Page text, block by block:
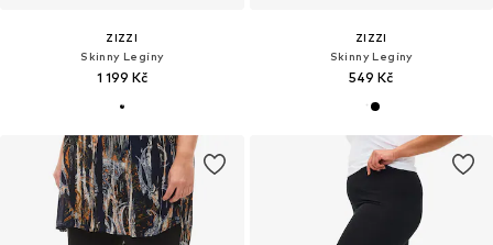
ZIZZI
Skinny Legíny
1 199 Kč
ZIZZI
Skinny Legíny
549 Kč